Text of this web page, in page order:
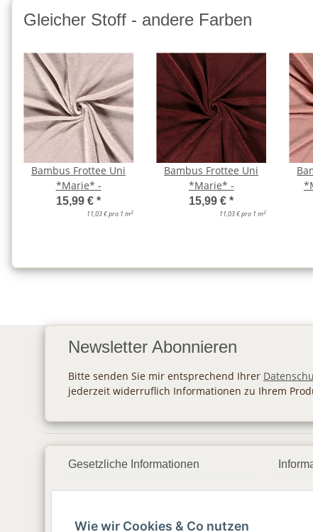
Gleicher Stoff - andere Farben
Bambus Frottee Uni
*Marie* -
15,99 €*
11,03 € pro 1 m2
Bambus Frottee Uni
*Marie* -
15,99 €*
11,03 € pro 1 m2
Newsletter Abonnieren
Bitte senden Sie mir entsprechend Ihrer
jederzeit widerruflich Informationen zu Ihrem
Gesetzliche Informationen
AGB
Wie wir Cookies & Co nutzen